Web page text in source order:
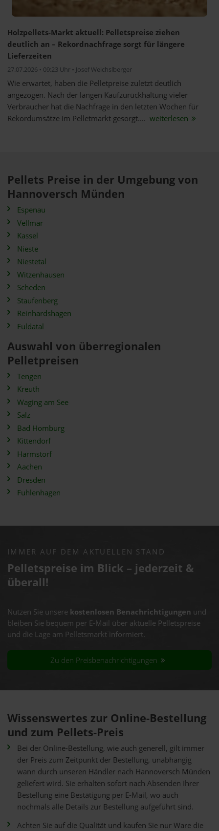
Holzpellets-Markt aktuell: Pelletspreise ziehen
deutlich an – Rekordnachfrage sorgt für längere
Lieferzeiten
27.07.2026 • 09:23 Uhr • Josef Weichslberger
Wie erwartet, haben die Pelletpreise zuletzt deutlich
angezogen. Nach der langen Kaufzurückhaltung vieler
Verbraucher hat die Nachfrage in den letzten Wochen für
Rekordumsätze im Pelletmarkt gesorgt.... weiterlesen
Pellets Preise in der Umgebung von
Hannoversch Münden
Espenau
Vellmar
Kassel
Nieste
Niestetal
Witzenhausen
Scheden
Staufenberg
Reinhardshagen
Fuldatal
Auswahl von überregionalen
Pelletpreisen
Tengen
Kreuth
Waging am See
Salz
Bad Homburg
Kittendorf
Harmstorf
Aachen
Dresden
Fuhlenhagen
IMMER AUF DEM AKTUELLEN STAND
Pelletspreise im Blick – jederzeit &
überall!
Nutzen Sie unsere kostenlosen Benachrichtigungen und
bleiben Sie bequem per E-Mail über aktuelle Pelletspreise
und die Lage am Pelletsmarkt informiert.
Zu den Preisbenachrichtigungen
Wissenswertes zur Online-Bestellung
und zum Pellets-Preis
Bei der Online-Bestellung, wie auch generell, gilt immer
der Preis zum Zeitpunkt der Bestellung, unabhängig
wann durch unseren Händler nach Hannoversch Münden
geliefert wird. Sie erhalten sofort nach Absenden Ihrer
Bestellung eine Bestätigung per E-Mail, wo auch
nochmals alle Details zur Bestellung aufgeführt sind.
Achten Sie auf die Qualität und kaufen Sie nur Ware die